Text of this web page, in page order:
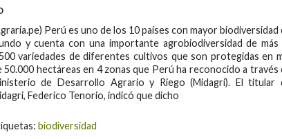
Perú es uno de los 10 países con mayor biodiversidad
y cuenta con una importante agrobiodiversidad de más
variedades de diferentes cultivos que son protegidas en
50.000 hectáreas en 4 zonas que Perú ha reconocido a través
de Desarrollo Agrario y Riego (Midagri). El titular
Federico Tenorio, indicó que dicho
biodiversidad